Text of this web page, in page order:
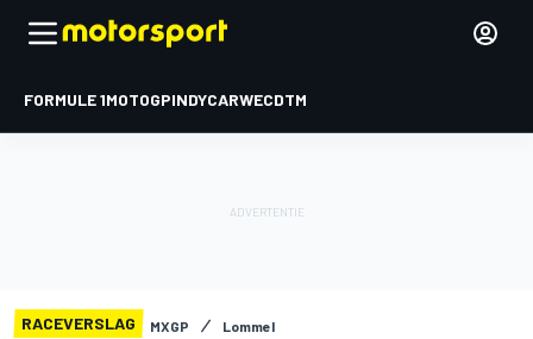
FORMULE 1MOTOGPINDYCARWECDTM
RACEVERSLAG MXGP Lommel